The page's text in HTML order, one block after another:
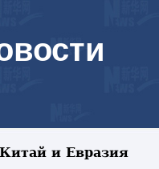
Китай и Евразия